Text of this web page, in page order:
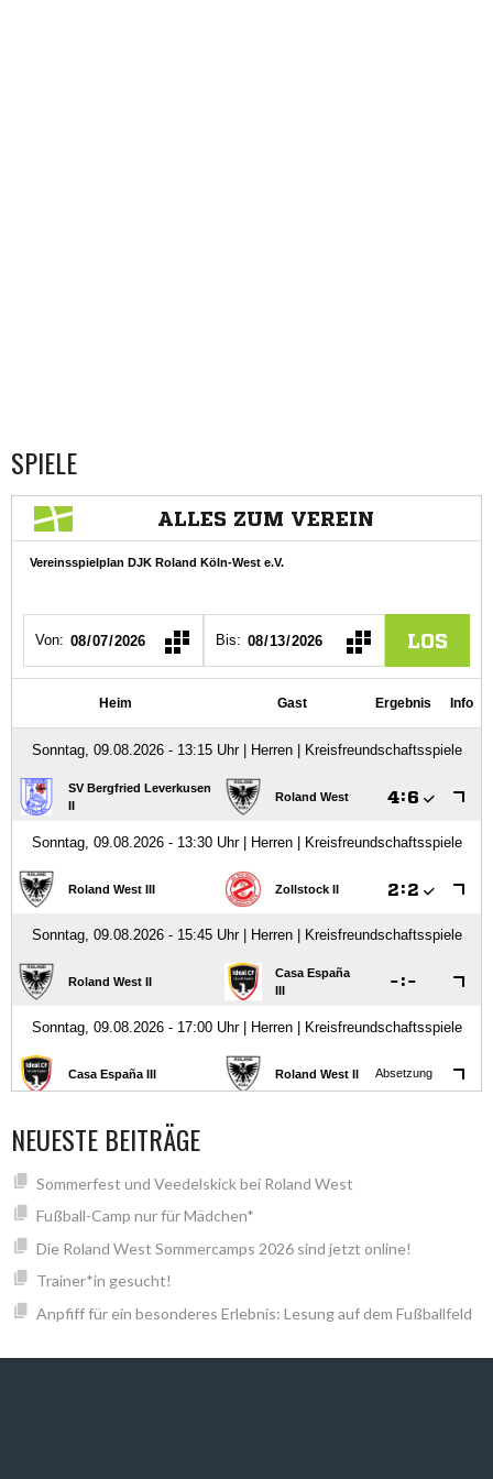
SPIELE
NEUESTE BEITRÄGE
Sommerfest und Veedelskick bei Roland West
Fußball-Camp nur für Mädchen*
Die Roland West Sommercamps 2026 sind jetzt online!
Trainer*in gesucht!
Anpfiff für ein besonderes Erlebnis: Lesung auf dem Fußballfeld